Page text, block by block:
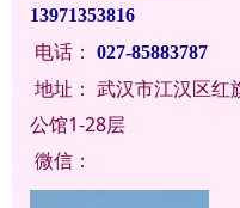
13971353816
电话： 027-85883787
地址： 武汉市江汉区红
公馆1-28层
微信：